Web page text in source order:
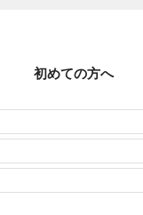
初めての方へ